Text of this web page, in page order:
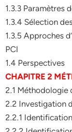
1.3.3 Paramètres
1.3.4 Sélection
1.3.5 Approches
PCI
1.4 Perspectives
CHAPITRE 2
2.1 Méthodologie
2.2 Investigation
2.2.1